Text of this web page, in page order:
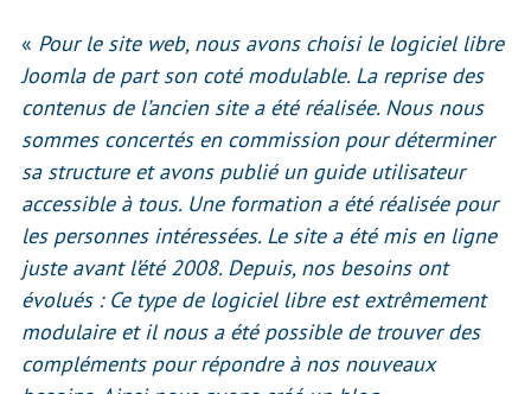
« Pour le site web, nous avons choisi le logiciel libre
Joomla de part son coté modulable. La reprise des
contenus de l’ancien site a été réalisée. Nous nous
sommes concertés en commission pour déterminer
sa structure et avons publié un guide utilisateur
accessible à tous. Une formation a été réalisée pour
les personnes intéressées. Le site a été mis en ligne
juste avant l’été 2008. Depuis, nos besoins ont
évolués : Ce type de logiciel libre est extrêmement
modulaire et il nous a été possible de trouver des
compléments pour répondre à nos nouveaux